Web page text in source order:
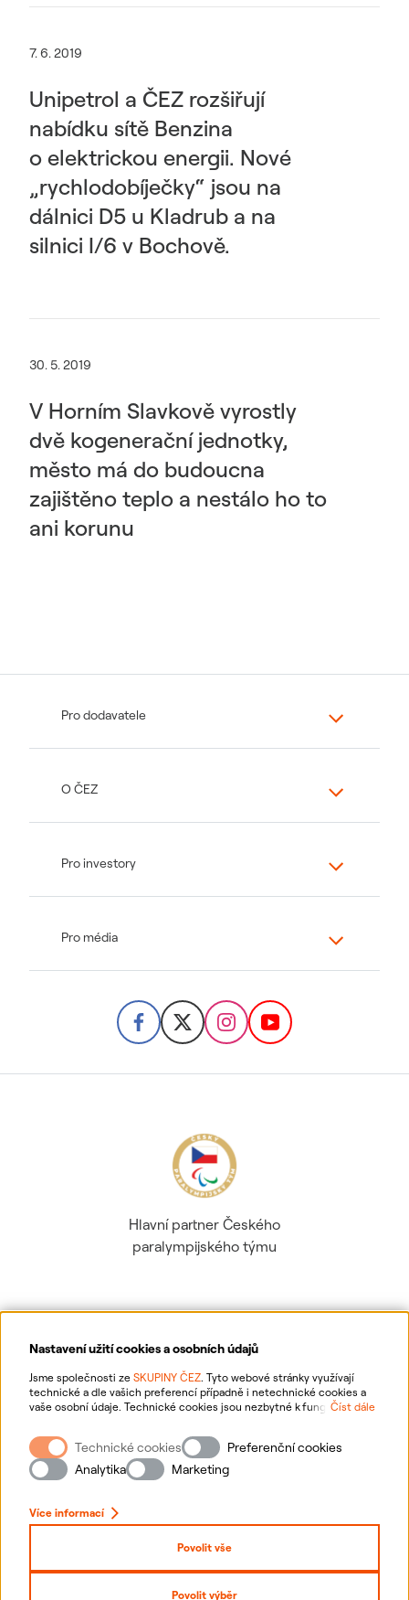
Nastavení užití cookies a osobních údajů
Jsme společnosti ze SKUPINY ČEZ. Tyto webové stránky využívají
technické a dle vašich preferencí případně i netechnické cookies a
vaše osobní údaje. Technické cookies jsou nezbytné k fungování
webové stránky vašim preferencím, k personalizaci reklam a analytice.
Pro sběr a zpracování netechnických cookies a vašich osobních údajů
nám můžete udělit souhlas. Bližší informace o vašich právech,
zpracování osobních údajů, včetně možnosti odvolání udělených
Číst dále
Technické cookies
Preferenční cookies
Analytika
Marketing
Více informací
Povolit vše
Povolit výběr
7. 6. 2019
Unipetrol a ČEZ rozšiřují
nabídku sítě Benzina
o elektrickou energii. Nové
„rychlodobíječky“ jsou na
dálnici D5 u Kladrub a na
silnici I/6 v Bochově.
30. 5. 2019
V Horním Slavkově vyrostly
dvě kogenerační jednotky,
město má do budoucna
zajištěno teplo a nestálo ho to
ani korunu
Pro dodavatele
O ČEZ
Pro investory
Pro média
Hlavní partner Českého
paralympijského týmu
Ochrana osobních údajů
Informace o webu
Nastavení cookies
Přihlásit se
Prohlášení o přístupnosti